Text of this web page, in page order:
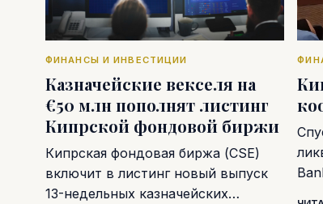
ФИНАНСЫ И ИНВЕСТИЦИИ
Казначейские векселя на
€50 млн пополнят листинг
Кипрской фондовой биржи
Кипрская фондовая биржа (CSE)
включит в листинг новый выпуск
13-недельных казначейских…